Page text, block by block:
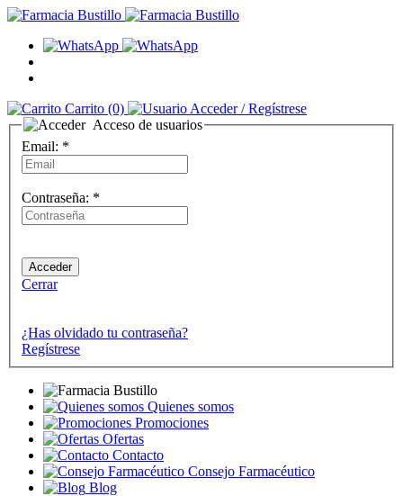
Carrito (0) Acceder / Regístrese
Acceso de usuarios
Email: *
Contraseña: *
Cerrar
¿Has olvidado tu contraseña?
Regístrese
Quienes somos
Promociones
Ofertas
Contacto
Consejo Farmacéutico
Blog